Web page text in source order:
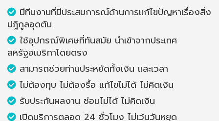
มีทีมงานที่มีประสบการณ์ด้านการแก้ไขปัญหาเรื่องสิ่ง
ปฏิกูลอุดตัน
ใช้อุปกรณ์พิเศษที่ทันสมัย นำเข้าจากประเทศ
สหรัฐอเมริกาโดยตรง
สามารถช่วยท่านประหยัดทั้งเงิน และเวลา
ไม่ต้องทุบ ไม่ต้องรื้อ แก้ไขไม่ได้ ไม่คิดเงิน
รับประกันผลงาน ซ่อมไม่ได้ ไม่คิดเงิน
เปิดบริการตลอด 24 ชั่วโมง ไม่เว้นวันหยุด